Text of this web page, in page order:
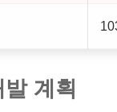
계획